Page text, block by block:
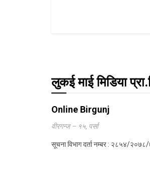
लुकई माई मिडिया
Online Birgunj
वीरगन्ज – १५, पर्सा
सूचना विभाग दर्ता नम्बर : २८५४/